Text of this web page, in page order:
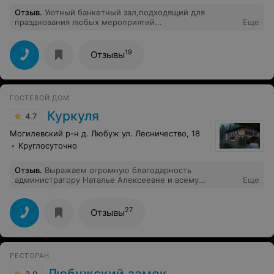
Отзыв. Уютный банкетный зал,подходящий для
празднования любых мероприятий...
Еще
Отзывы19
ГОСТЕВОЙ ДОМ
4.7 Куркуля
Могилевский р-н д. Любуж ул. Лесничество, 18
Круглосуточно
Отзыв. Выражаем огромную благодарность
администратору Наталье Алексеевне и всему
домашняя кухня, обслуживание на самом высоком
уровне. Очень уютная ухоженная территория!
Корпоратив в шатре на большую компанию удался на
УРА!!! Здоровья Вам и дальнейшего успеха!!!
Еще
Отзывы27
РЕСТОРАН